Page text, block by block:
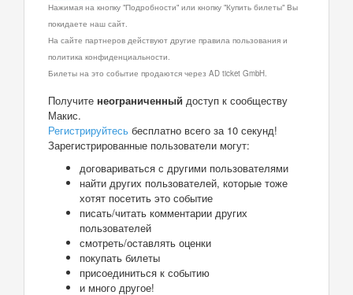
Нажимая на кнопку "Подробности" или кнопку "Купить билеты" Вы
покидаете наш сайт.
На сайте партнеров действуют другие правила пользования и
политика конфиденциальности.
Билеты на это событие продаются через AD ticket GmbH.
Получите неограниченный доступ к сообществу
Макис.
Регистрируйтесь бесплатно всего за 10 секунд!
Зарегистрированные пользователи могут:
договариваться с другими пользователями
найти других пользователей, которые тоже
хотят посетить это событие
писать/читать комментарии других
пользователей
смотреть/оставлять оценки
покупать билеты
присоединиться к событию
и много другое!